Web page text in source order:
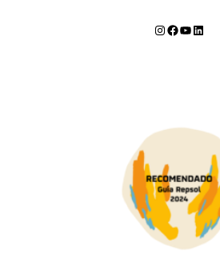
Instagram Facebook YouTube LinkedIn